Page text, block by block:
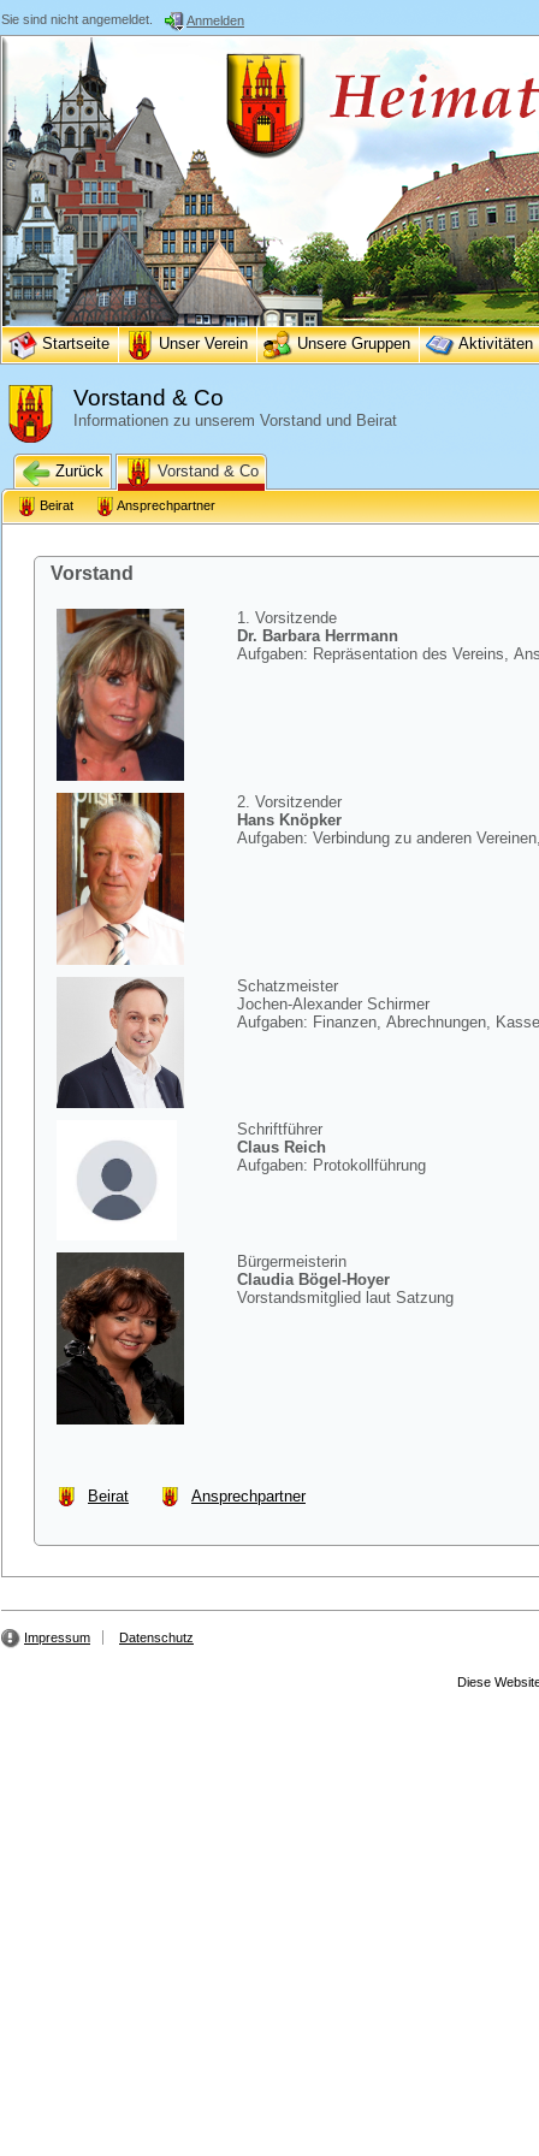
Sie sind nicht angemeldet. Anmelden
Startseite Unser Verein Unsere Gruppen Aktivitäten
Vorstand & Co
Informationen zu unserem Vorstand und Beirat
Zurück Vorstand & Co
Beirat Ansprechpartner
Vorstand
1. Vorsitzende
Dr. Barbara Herrmann
Aufgaben: Repräsentation des Vereins,
2. Vorsitzender
Hans Knöpker
Aufgaben: Verbindung zu anderen
Schatzmeister
Jochen-Alexander Schirmer
Aufgaben: Finanzen, Abrechnungen,
Schriftführer
Claus Reich
Aufgaben: Protokollführung
Bürgermeisterin
Claudia Bögel-Hoyer
Vorstandsmitglied laut Satzung
Beirat Ansprechpartner
Impressum Datenschutz
Diese